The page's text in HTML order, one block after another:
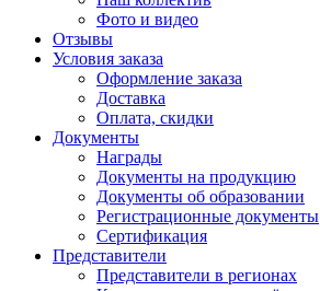
Фото и видео
Отзывы
Условия заказа
Оформление заказа
Доставка
Оплата, скидки
Документы
Награды
Документы на продукцию
Документы об образовании
Регистрационные документы
Сертификация
Представители
Представители в регионах